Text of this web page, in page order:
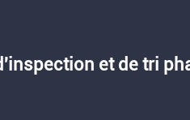
et de tri